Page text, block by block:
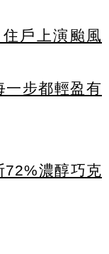
戶上演颱風
步都輕盈有
濃醇巧克